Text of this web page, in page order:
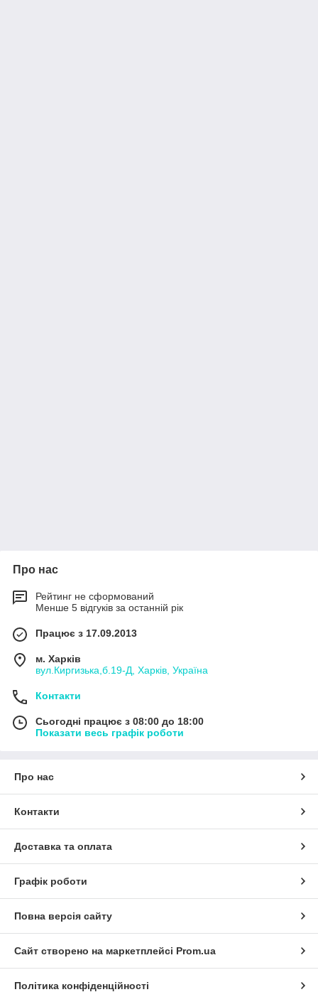
Про нас
Рейтинг не сформований
Менше 5 відгуків за останній рік
Працює з 17.09.2013
м. Харків
вул.Киргизька,б.19-Д, Харків, Україна
Контакти
Сьогодні працює з 08:00 до 18:00
Показати весь графік роботи
Про нас
Контакти
Доставка та оплата
Графік роботи
Повна версія сайту
Сайт створено на маркетплейсі Prom.ua
Політика конфіденційності